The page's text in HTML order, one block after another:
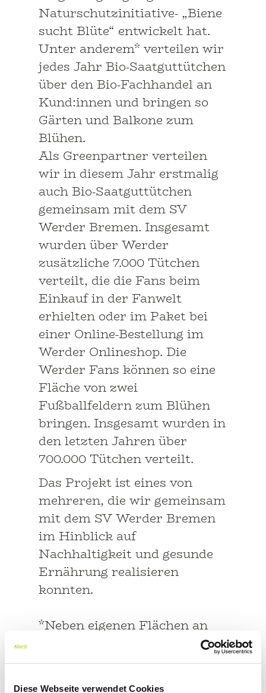
Diese Webseite verwendet Cookies
Naturschutzinitiative- „Biene
sucht Blüte“ entwickelt hat.
Unter anderem* verteilen wir
jedes Jahr Bio-Saatguttütchen
über den Bio-Fachhandel an
Kund:innen und bringen so
Gärten und Balkone zum
Blühen.
Als Greenpartner verteilen
wir in diesem Jahr erstmalig
auch Bio-Saatguttütchen
gemeinsam mit dem SV
Werder Bremen. Insgesamt
wurden über Werder
zusätzliche 7.000 Tütchen
verteilt, die die Fans beim
Einkauf in der Fanwelt
erhielten oder im Paket bei
einer Online-Bestellung im
Werder Onlineshop. Die
Werder Fans können so eine
Fläche von zwei
Fußballfeldern zum Blühen
bringen. Insgesamt wurden in
den letzten Jahren über
700.000 Tütchen verteilt.
Das Projekt ist eines von
mehreren, die wir gemeinsam
mit dem SV Werder Bremen
im Hinblick auf
Nachhaltigkeit und gesunde
Ernährung realisieren
konnten.
*Neben eigenen Flächen an
unseren Werken in Freiburg
und im niedersächsischen